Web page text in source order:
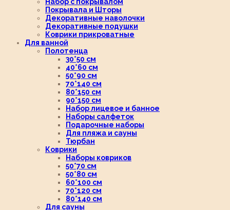
Покрывала и Шторы
Декоративные наволочки
Декоративные подушки
Коврики прикроватные
Для ванной
Полотенца
30*50 см
40*60 см
50*90 см
70*140 см
80*150 см
90*150 см
Набор лицевое и банное
Наборы салфеток
Подарочные наборы
Для пляжа и сауны
Тюрбан
Коврики
Наборы ковриков
50*70 см
50*80 см
60*100 см
70*120 см
80*140 см
Для сауны